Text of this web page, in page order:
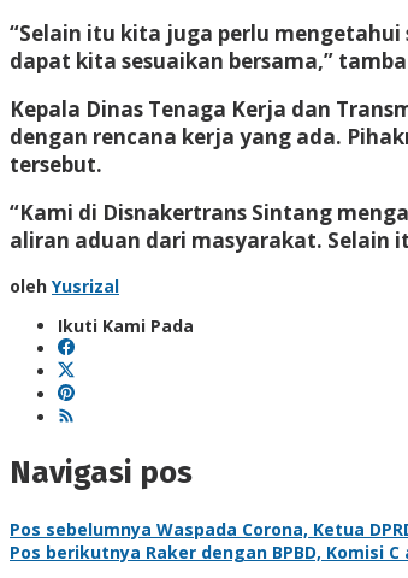
“Selain itu kita juga perlu
dapat kita sesuaikan bersama,”
Kepala Dinas Tenaga Kerja dan
dengan rencana kerja yang ada.
tersebut.
“Kami di Disnakertrans Sintang
aliran aduan dari masyarakat.
oleh Yusrizal
Ikuti Kami Pada
Navigasi pos
Pos sebelumnya Waspada Corona, Ketua
Pos berikutnya Raker dengan BPBD, Komisi